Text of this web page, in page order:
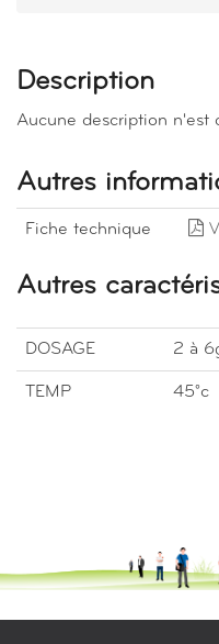
Description
Aucune description n'est
Autres
Fiche technique
Autres
DOSAGE 2 à
TEMP 45°c